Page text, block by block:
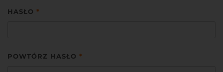
HASŁO *
POWTÓRZ HASŁO *